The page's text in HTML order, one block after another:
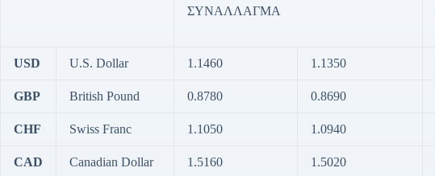
ΣΥΝΑΛΛΑΓΜΑ
USD U.S. Dollar 1.1460 1.1350
GBP British Pound 0.8780 0.8690
CHF Swiss Franc 1.1050 1.0940
CAD Canadian Dollar 1.5160 1.5020